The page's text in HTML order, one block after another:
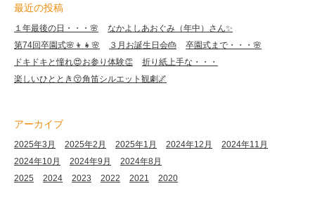
最近の投稿
１年最後の日・・・🌸
なかよしあおぐみ（年中）さん✨
第74回卒園式🌸👦👧🌸
３月お誕生日会🎂
卒園式まで・・・🌸
ドキドキと憧れ😍お参り体験👏
折り紙上手な・・・
楽しいひととき😚角笛シルエット観劇🌌
アーカイブ
2025年3月 2025年2月 2025年1月 2024年12月
2024年11月
2024年10月
2024年9月
2024年8月
2025
2024 2023 2022 2021 2020